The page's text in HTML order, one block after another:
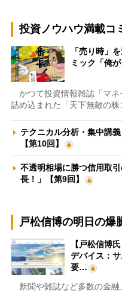
投資ノウハウ満載コ
「売り時」
ミック「俺
かつて投資情報雑誌「マネ
詰め込まれた「天下無敵の
テクニカル分析・集中講
【第10回】
不透明相場に勝つ信用取
長！」【第9回】
戸松信博の明日の爆
【戸松信博
デバイス：
要…
新聞や雑誌など多数の金融